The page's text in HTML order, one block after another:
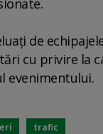
de
cu privire la
evenimentului.
trafic